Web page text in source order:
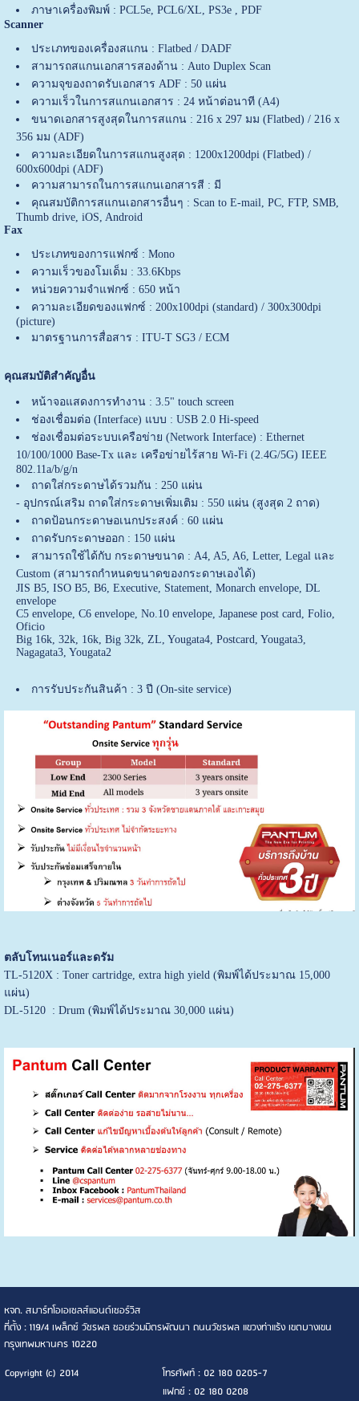
ภาษาเครื่องพิมพ์ : PCL5e, PCL6/XL, PS3e , PDF
Scanner
ประเภทของเครื่องสแกน : Flatbed / DADF
สามารถสแกนเอกสารสองด้าน : Auto Duplex Scan
ความจุของถาดรับเอกสาร ADF : 50 แผ่น
ความเร็วในการสแกนเอกสาร : 24 หน้าต่อนาที (A4)
ขนาดเอกสารสูงสุดในการสแกน : 216 x 297 มม (Flatbed) / 216 x
356 มม (ADF)
ความละเอียดในการสแกนสูงสุด : 1200x1200dpi (Flatbed) /
600x600dpi (ADF)
ความสามารถในการสแกนเอกสารสี : มี
คุณสมบัติการสแกนเอกสารอื่นๆ : Scan to E-mail, PC, FTP, SMB,
Thumb drive, iOS, Android
Fax
ประเภทของการแฟกซ์ : Mono
ความเร็วของโมเด็ม : 33.6Kbps
หน่วยความจำแฟกซ์ : 650 หน้า
ความละเอียดของแฟกซ์ : 200x100dpi (standard) / 300x300dpi
(picture)
มาตรฐานการสื่อสาร : ITU-T SG3 / ECM
คุณสมบัติสำคัญอื่น
หน้าจอแสดงการทำงาน : 3.5" touch screen
ช่องเชื่อมต่อ (Interface) แบบ : USB 2.0 Hi-speed
ช่องเชื่อมต่อระบบเครือข่าย (Network Interface) : Ethernet
10/100/1000 Base-Tx และ เครือข่ายไร้สาย Wi-Fi (2.4G/5G) IEEE
802.11a/b/g/n
ถาดใส่กระดาษได้รวมกัน : 250 แผ่น
- อุปกรณ์เสริม ถาดใส่กระดาษเพิ่มเติม : 550 แผ่น (สูงสุด 2 ถาด)
ถาดป้อนกระดาษอเนกประสงค์ : 60 แผ่น
ถาดรับกระดาษออก : 150 แผ่น
สามารถใช้ได้กับ กระดาษขนาด : A4, A5, A6, Letter, Legal และ
Custom (สามารถกำหนดขนาดของกระดาษเองได้)
JIS B5, ISO B5, B6, Executive, Statement, Monarch envelope, DL
envelope
C5 envelope, C6 envelope, No.10 envelope, Japanese post card, Folio,
Oficio
Big 16k, 32k, 16k, Big 32k, ZL, Yougata4, Postcard, Yougata3,
Nagagata3, Yougata2
การรับประกันสินค้า : 3 ปี (On-site service)
ตลับโทนเนอร์และดรัม
TL-5120X : Toner cartridge, extra high yield (พิมพ์ได้ประมาณ 15,000
แผ่น)
DL-5120 : Drum (พิมพ์ได้ประมาณ 30,000 แผ่น)
หจก. สมาร์ทโอเอเซลส์แอนด์เซอร์วิส
ที่ตั้ง : 119/4 เพล็กซ์ วัชรพล ซอยร่วมมิตรพัฒนา ถนนวัชรพล แขวงท่าแร้ง เขตบางเขน
กรุงเทพมหานคร 10220
Copyright (c) 2014
โทรศัพท์ : 02 180 0205-7
แฟกซ์ : 02 180 0208